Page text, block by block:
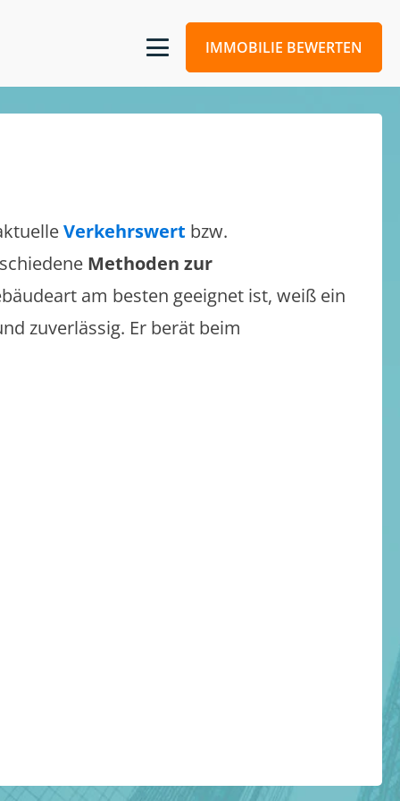
IMMOBILIE BEWERTEN
Verkehrswert bzw.
Methoden zur
am besten geeignet ist, weiß ein
zuverlässig. Er berät beim